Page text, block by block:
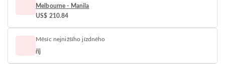
Melbourne - Manila
US$ 210.84
Měsíc nejnižšího jízdného
říj